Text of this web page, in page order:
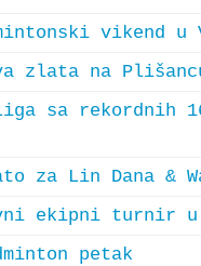
vikend
zlata na
sa rekordnih
za Lin Dana &
ekipni turnir u
petak